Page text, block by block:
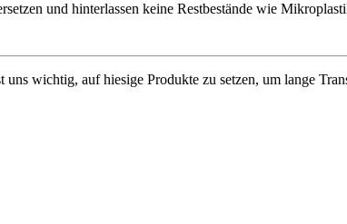
und hinterlassen keine Restbestände wie
wichtig, auf hiesige Produkte zu setzen, um lange